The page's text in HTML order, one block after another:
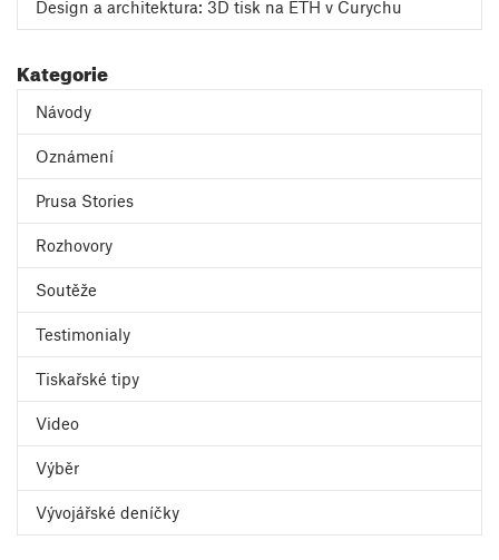
Design a architektura: 3D tisk na ETH v Curychu
Kategorie
Návody
Oznámení
Prusa Stories
Rozhovory
Soutěže
Testimonialy
Tiskařské tipy
Video
Výběr
Vývojářské deníčky